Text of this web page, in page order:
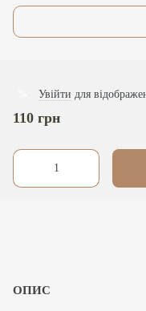
110 грн
Увійти для
ОПИС